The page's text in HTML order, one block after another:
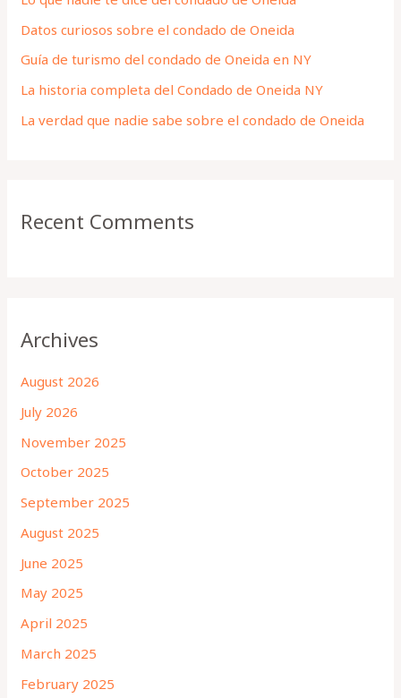
f
o
r
:
Datos curiosos sobre el condado de Oneida
Guía de turismo del condado de Oneida en NY
La historia completa del Condado de Oneida NY
La verdad que nadie sabe sobre el condado de Oneida
Recent Comments
Archives
August 2026
July 2026
November 2025
October 2025
September 2025
August 2025
June 2025
May 2025
April 2025
March 2025
February 2025